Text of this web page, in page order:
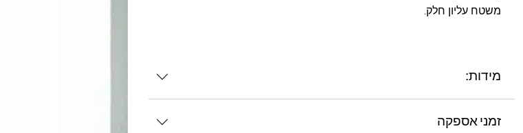
משטח עליון חלק.
מידות:
זמני אספקה